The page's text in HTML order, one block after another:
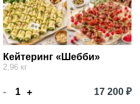
Кейтеринг «Шебби»
2,96 кг
- + 17 200 ₽